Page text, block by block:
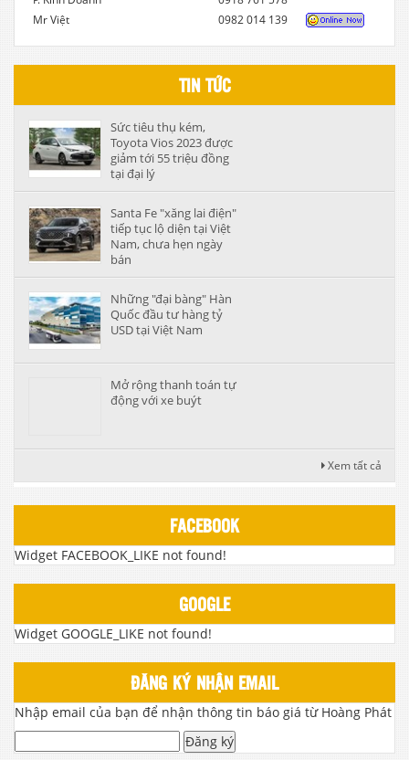
Mr Việt
0982 014 139
TIN TỨC
Sức tiêu thụ kém,
Toyota Vios 2023 được
giảm tới 55 triệu đồng
tại đại lý
Santa Fe "xăng lai điện"
tiếp tục lộ diện tại Việt
Nam, chưa hẹn ngày
bán
Những "đại bàng" Hàn
Quốc đầu tư hàng tỷ
USD tại Việt Nam
Mở rộng thanh toán tự
động với xe buýt
Xem tất cả
FACEBOOK
Widget FACEBOOK_LIKE not found!
GOOGLE
Widget GOOGLE_LIKE not found!
ĐĂNG KÝ NHẬN EMAIL
Nhập email của bạn để nhận thông tin báo giá từ Hoàng Phát
Đăng ký